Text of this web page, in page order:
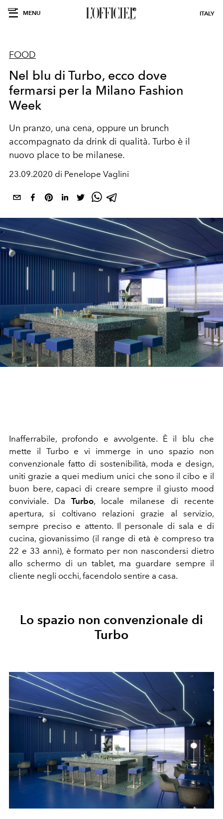
MENU ITALY
FOOD
Nel blu di Turbo, ecco dove
fermarsi per la Milano Fashion
Week
Un pranzo, una cena, oppure un brunch
accompagnato da drink di qualità. Turbo è il
nuovo place to be milanese.
23.09.2020 di Penelope Vaglini
Inafferrabile, profondo e avvolgente. È il blu che
mette il Turbo e vi immerge in uno spazio non
convenzionale fatto di sostenibilità, moda e design,
uniti grazie a quei medium unici che sono il cibo e il
buon bere, capaci di creare sempre il giusto mood
conviviale. Da Turbo, locale milanese di recente
apertura, si coltivano relazioni grazie al servizio,
sempre preciso e attento. Il personale di sala e di
cucina, giovanissimo (il range di età è compreso tra
22 e 33 anni), è formato per non nascondersi dietro
allo schermo di un tablet, ma guardare sempre il
cliente negli occhi, facendolo sentire a casa.
Lo spazio non convenzionale di
Turbo